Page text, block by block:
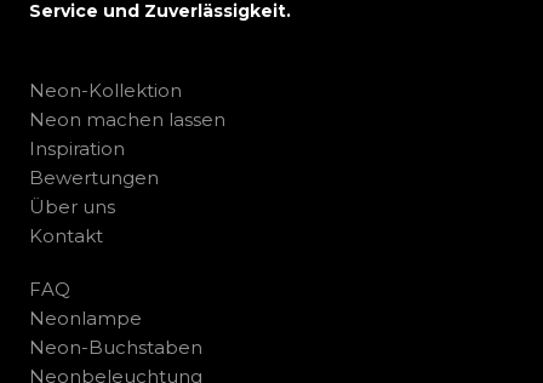
Service und Zuverlässigkeit.
Neon-Kollektion
Neon machen lassen
Inspiration
Bewertungen
Über uns
Kontakt
FAQ
Neonlampe
Neon-Buchstaben
Neonbeleuchtung